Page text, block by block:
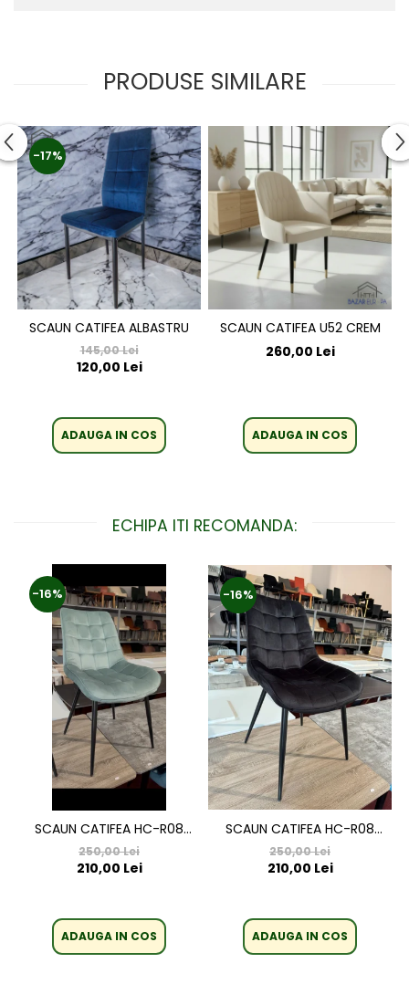
PRODUSE SIMILARE
-17%
SCAUN CATIFEA ALBASTRU
145,00 Lei
120,00 Lei
ADAUGA IN COS
SCAUN CATIFEA U52 CREM
260,00 Lei
ADAUGA IN COS
ECHIPA ITI RECOMANDA:
-16%
SCAUN CATIFEA HC-R08
VERDE DESCHIS
250,00 Lei
210,00 Lei
ADAUGA IN COS
-16%
SCAUN CATIFEA HC-R08
NEGRU
250,00 Lei
210,00 Lei
ADAUGA IN COS